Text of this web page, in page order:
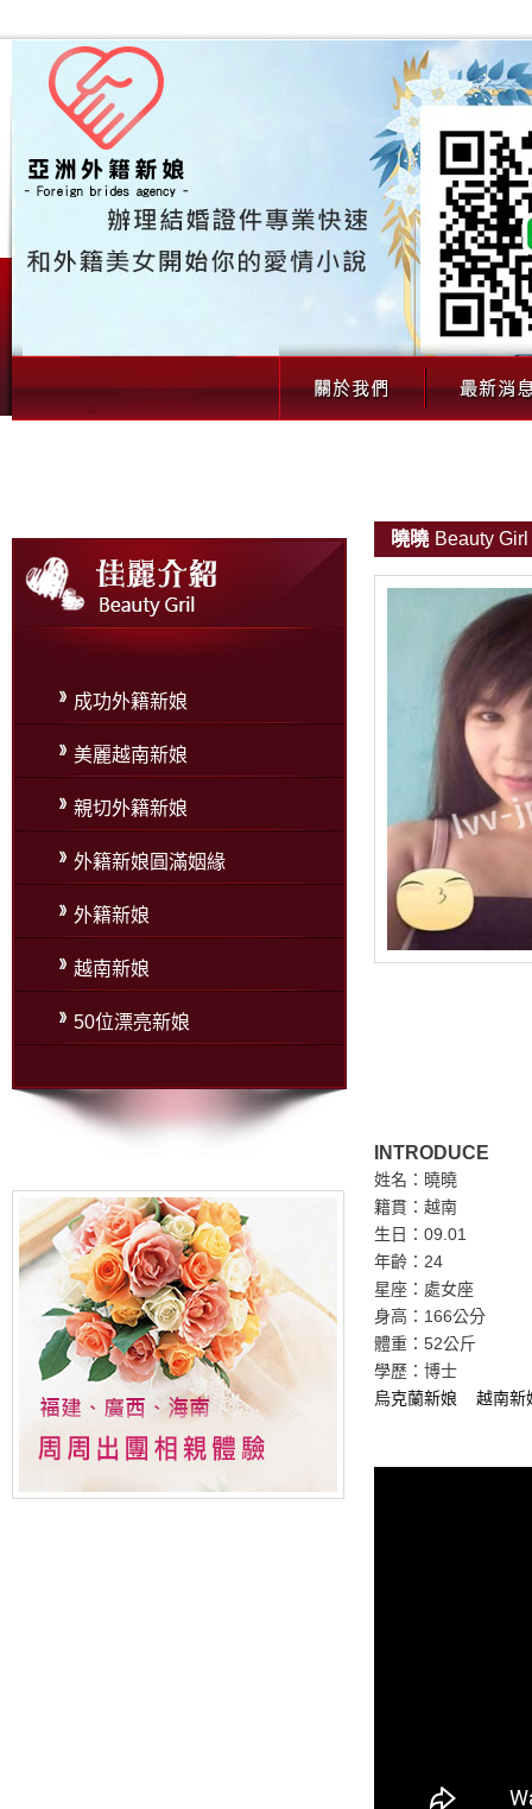
成功外籍新娘
美麗越南新娘
親切外籍新娘
外籍新娘圓滿姻緣
外籍新娘
越南新娘
50位漂亮新娘
曉曉 Beauty Girl
INTRODUCE
姓名：曉曉
籍貫：越南
生日：09.01
年齡：24
星座：處女座
身高：166公分
體重：52公斤
學歷：博士
烏克蘭新娘
越南新